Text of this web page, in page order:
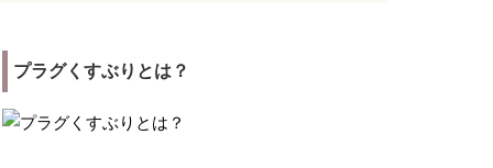
プラグくすぶりとは？